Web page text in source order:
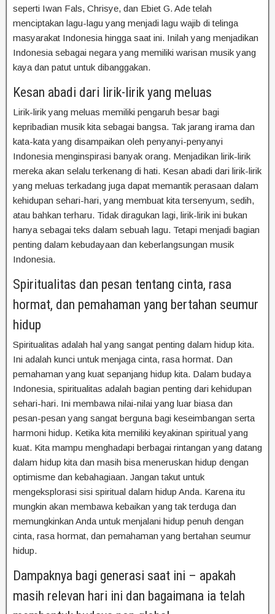
seperti Iwan Fals, Chrisye, dan Ebiet G. Ade telah
menciptakan lagu-lagu yang menjadi lagu wajib di telinga
masyarakat Indonesia hingga saat ini. Inilah yang menjadikan
Indonesia sebagai negara yang memiliki warisan musik yang
kaya dan patut untuk dibanggakan.
Kesan abadi dari lirik-lirik yang meluas
Lirik-lirik yang meluas memiliki pengaruh besar bagi
kepribadian musik kita sebagai bangsa. Tak jarang irama dan
kata-kata yang disampaikan oleh penyanyi-penyanyi
Indonesia menginspirasi banyak orang. Menjadikan lirik-lirik
mereka akan selalu terkenang di hati. Kesan abadi dari lirik-lirik
yang meluas terkadang juga dapat memantik perasaan dalam
kehidupan sehari-hari, yang membuat kita tersenyum, sedih,
atau bahkan terharu. Tidak diragukan lagi, lirik-lirik ini bukan
hanya sebagai teks dalam sebuah lagu. Tetapi menjadi bagian
penting dalam kebudayaan dan keberlangsungan musik
Indonesia.
Spiritualitas dan pesan tentang cinta, rasa
hormat, dan pemahaman yang bertahan seumur
hidup
Spiritualitas adalah hal yang sangat penting dalam hidup kita.
Ini adalah kunci untuk menjaga cinta, rasa hormat. Dan
pemahaman yang kuat sepanjang hidup kita. Dalam budaya
Indonesia, spiritualitas adalah bagian penting dari kehidupan
sehari-hari. Ini membawa nilai-nilai yang luar biasa dan
pesan-pesan yang sangat berguna bagi keseimbangan serta
harmoni hidup. Ketika kita memiliki keyakinan spiritual yang
kuat. Kita mampu menghadapi berbagai rintangan yang datang
dalam hidup kita dan masih bisa meneruskan hidup dengan
optimisme dan kebahagiaan. Jangan takut untuk
mengeksplorasi sisi spiritual dalam hidup Anda. Karena itu
mungkin akan membawa kebaikan yang tak terduga dan
memungkinkan Anda untuk menjalani hidup penuh dengan
cinta, rasa hormat, dan pemahaman yang bertahan seumur
hidup.
Dampaknya bagi generasi saat ini – apakah
masih relevan hari ini dan bagaimana ia telah